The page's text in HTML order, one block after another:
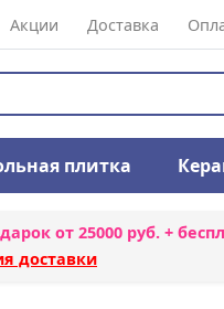
Акции Доставка
плитка
от 25000 руб. +
доставки